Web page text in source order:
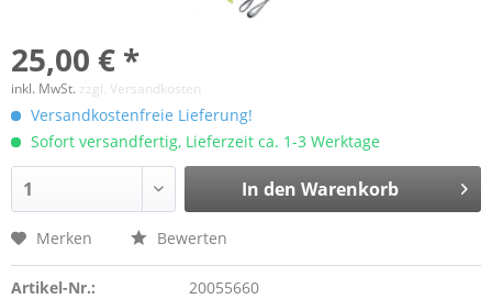
25,00 € *
inkl. MwSt. zzgl. Versandkosten
Versandkostenfreie Lieferung!
Sofort versandfertig, Lieferzeit ca. 1-3 Werktage
In den Warenkorb
Merken Bewerten
Artikel-Nr.: 20055660